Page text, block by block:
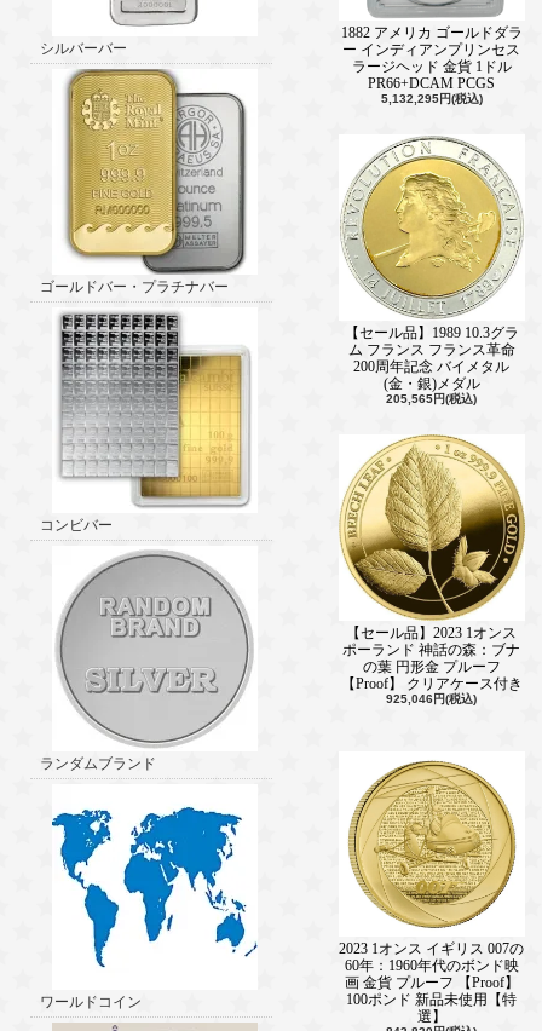
シルバーバー
ゴールドバー・プラチナバー
コンビバー
ランダムブランド
ワールドコイン
1882 アメリカ ゴールドダラ
ー インディアンプリンセス
ラージヘッド 金貨 1ドル
PR66+DCAM PCGS
5,132,295円(税込)
【セール品】1989 10.3グラ
ム フランス フランス革命
200周年記念 バイメタル
(金・銀)メダル
205,565円(税込)
【セール品】2023 1オンス
ポーランド 神話の森：ブナ
の葉 円形金 プルーフ
【Proof】 クリアケース付き
925,046円(税込)
2023 1オンス イギリス 007の
60年：1960年代のボンド映
画 金貨 プルーフ 【Proof】
100ポンド 新品未使用【特
選】